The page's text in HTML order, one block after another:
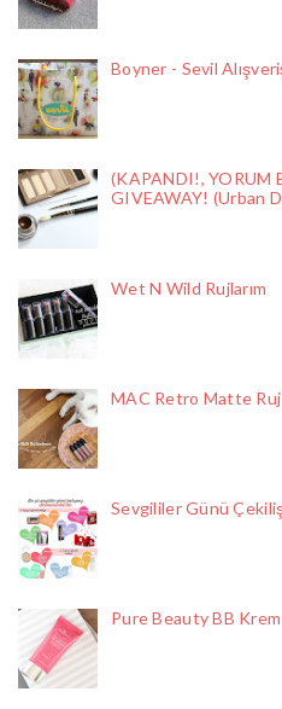
Boyner - Sevil
(KAPANDI!, YORUM
GIVEAWAY! (Urban
Wet N Wild Rujlarım
MAC Retro Matte
Sevgililer Günü
Pure Beauty BB Krem